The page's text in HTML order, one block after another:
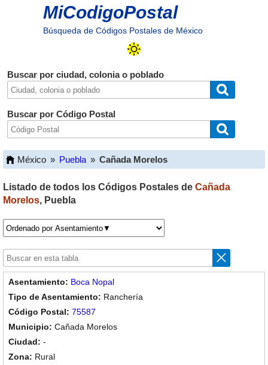
MiCodigoPostal
Búsqueda de Códigos Postales de México
Buscar por ciudad, colonia o poblado
Buscar por Código Postal
México » Puebla » Cañada Morelos
Listado de todos los Códigos Postales de Cañada
Morelos, Puebla
Boca Nopal
Ranchería
75587
Cañada Morelos
-
Rural